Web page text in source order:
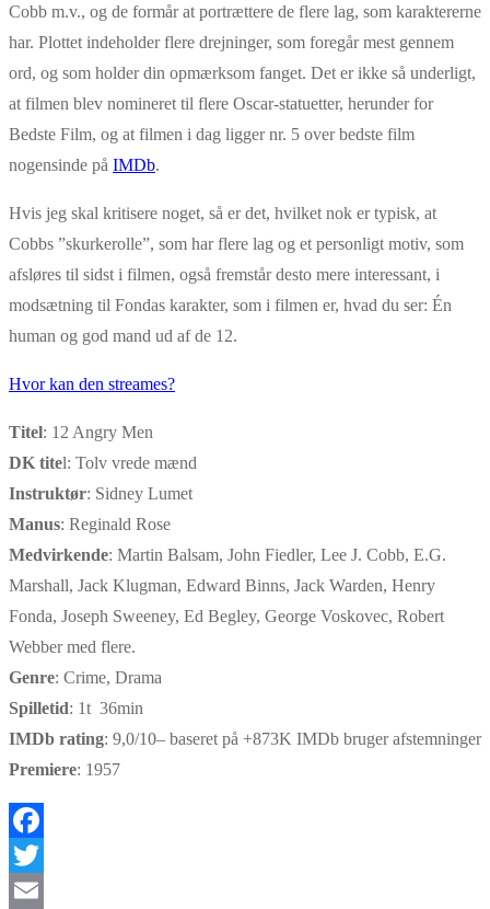
Cobb m.v., og de formår at portrættere de flere lag, som karaktererne
har. Plottet indeholder flere drejninger, som foregår mest gennem
ord, og som holder din opmærksom fanget. Det er ikke så underligt,
at filmen blev nomineret til flere Oscar-statuetter, herunder for
Bedste Film, og at filmen i dag ligger nr. 5 over bedste film
nogensinde på IMDb.
Hvis jeg skal kritisere noget, så er det, hvilket nok er typisk, at
Cobbs ”skurkerolle”, som har flere lag og et personligt motiv, som
afsløres til sidst i filmen, også fremstår desto mere interessant, i
modsætning til Fondas karakter, som i filmen er, hvad du ser: Én
human og god mand ud af de 12.
Hvor kan den streames?
Titel: 12 Angry Men
DK titel: Tolv vrede mænd
Instruktør: Sidney Lumet
Manus: Reginald Rose
Medvirkende: Martin Balsam, John Fiedler, Lee J. Cobb, E.G.
Marshall, Jack Klugman, Edward Binns, Jack Warden, Henry
Fonda, Joseph Sweeney, Ed Begley, George Voskovec, Robert
Webber med flere.
Genre: Crime, Drama
Spilletid: 1t 36min
IMDb rating: 9,0/10– baseret på +873K IMDb bruger afstemninger
Premiere: 1957
Facebook
Twitter